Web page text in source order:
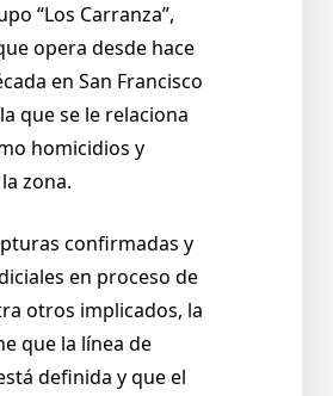
“Los Carranza”,
opera desde hace
en San Francisco
que se le relaciona
homicidios y
zona.
confirmadas y
en proceso de
otros implicados, la
que la línea de
definida y que el